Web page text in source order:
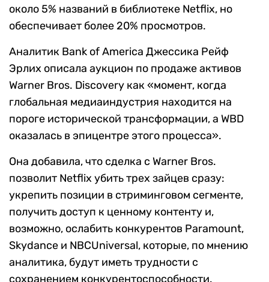
около 5% названий в библиотеке Netflix, но
обеспечивает более 20% просмотров.
Аналитик Bank of America Джессика Рейф
Эрлих описала аукцион по продаже активов
Warner Bros. Discovery как «момент, когда
глобальная медиаиндустрия находится на
пороге исторической трансформации, а WBD
оказалась в эпицентре этого процесса».
Она добавила, что сделка с Warner Bros.
позволит Netflix убить трех зайцев сразу:
укрепить позиции в стриминговом сегменте,
получить доступ к ценному контенту и,
возможно, ослабить конкурентов Paramount,
Skydance и NBCUniversal, которые, по мнению
аналитика, будут иметь трудности с
сохранением конкурентоспособности.